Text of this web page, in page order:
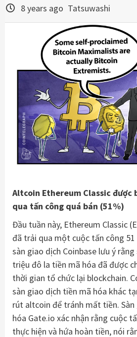
8 years ago Tatsuwashi
Altcoin Ethereum Classic được
qua tấn công quá bán (51%)
Đầu tuần này, Ethereum Classic
đã trải qua một cuộc tấn công
sàn giao dịch Coinbase lưu ý
triệu đô la tiền mã hóa đã được
thời gian tổ chức lại blockchain.
sàn giao dịch tiền mã hóa khác
rút altcoin để tránh mất tiền.
hóa Gate.io xác nhận rằng cuộc
thực hiện và hứa hoàn tiền, nói